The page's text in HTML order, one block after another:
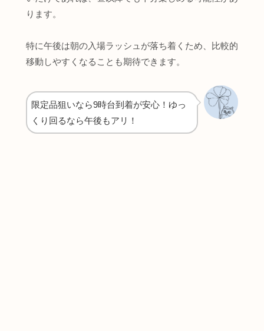
ります。
特に午後は朝の入場ラッシュが落ち着くため、比較的
移動しやすくなることも期待できます。
限定品狙いなら9時台到着が安心！ゆっ
くり回るなら午後もアリ！